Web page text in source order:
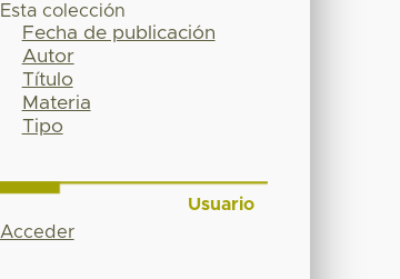
Esta colección
Fecha de publicación
Autor
Título
Materia
Tipo
Usuario
Acceder